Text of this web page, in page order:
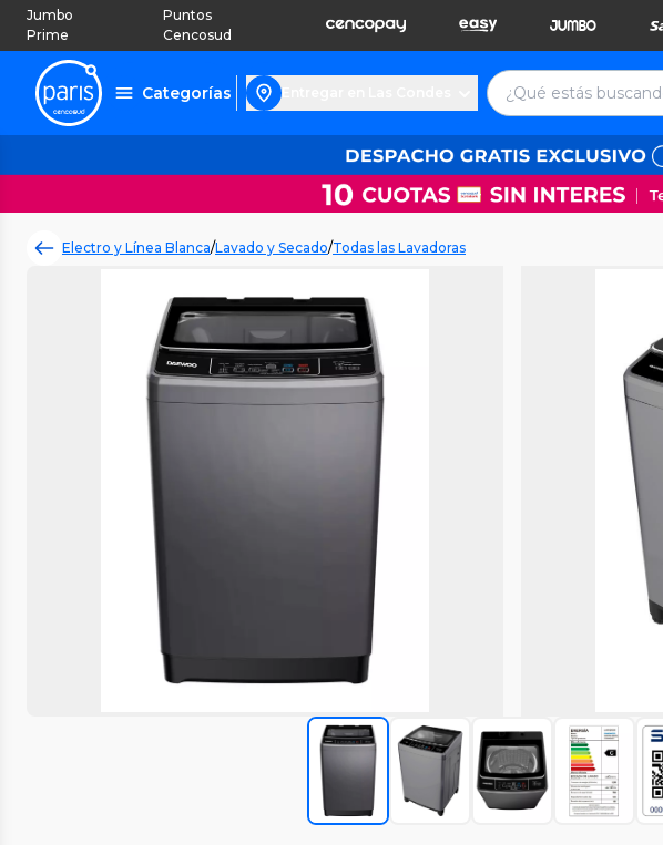
Jumbo
Prime
Puntos
Cencosud
Categorías
Electro y Línea Blanca/Lavado y Secado/Todas las Lavadoras